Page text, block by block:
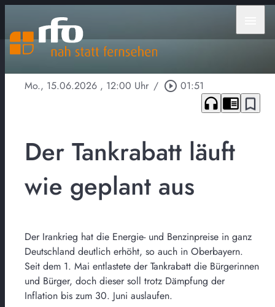
Mo., 15.06.2026 , 12:00 Uhr / play_circle_outline 01:51
headphones chrome_reader_mode bookmark_border
Der Tankrabatt läuft
wie geplant aus
Der Irankrieg hat die Energie- und Benzinpreise in ganz
Deutschland deutlich erhöht, so auch in Oberbayern.
Seit dem 1. Mai entlastete der Tankrabatt die Bürgerinnen
und Bürger, doch dieser soll trotz Dämpfung der
Inflation bis zum 30. Juni auslaufen.